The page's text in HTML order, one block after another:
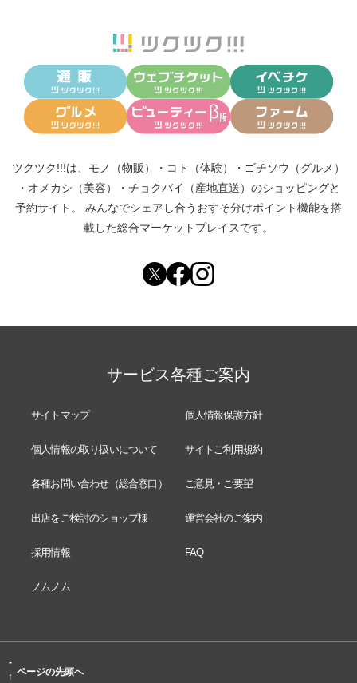
ツクツク!!!は、 モノ（物販） ・ コト（体験） ・ ゴチソウ（グルメ）
・ オメカシ（美容） ・ チョクバイ（産地直送） のショッピングと
予約サイト。
みんなでシェアし合う おすそ分けポイント機能を搭
載した総合マーケットプレイスです。
サービス各種ご案内
サイトマップ 個人情報保護方針
個人情報の取り扱いについて サイトご利用規約
各種お問い合わせ（総合窓口） ご意見・ご要望
出店をご検討のショップ様 運営会社のご案内
採用情報 FAQ
ノムノム
-
↑ ページの先頭へ